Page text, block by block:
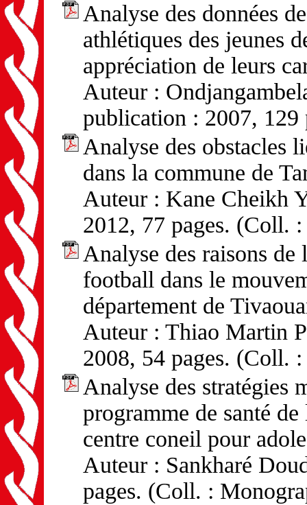
Analyse des données
athlétiques des jeunes
appréciation de leurs
Auteur :
publication : 2007,
Analyse des obstacles
dans la commune de
Auteur : Kane Cheikh
2012, 77 pages. (Coll.
Analyse des raisons
football dans le
département de
Auteur : Thiao Martin
2008, 54 pages. (Coll.
Analyse des stratégies
programme de santé
centre coneil pour
Auteur : Sankharé
pages. (Coll. :